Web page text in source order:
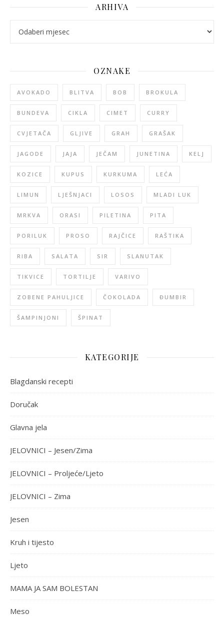
ARHIVA
OZNAKE
AVOKADO BLITVA BOB BROKULA
BUNDEVA CIKLA CIMET CURRY
CVJETAČA GLJIVE GRAH GRAŠAK
JAGODE JAJA JEČAM JUNETINA KELJ
KOZICE KUPUS KURKUMA LEĆA
LIMUN LJEŠNJACI LOSOS MLADI LUK
MRKVA ORASI PILETINA PITA
PORILUK PROSO RAJČICE RAŠTIKA
RIBA SALATA SIR SLANUTAK
TIKVICE TORTILJE VARIVO
ZOBENE PAHULJICE ČOKOLADA ĐUMBIR
ŠAMPINJONI ŠPINAT
KATEGORIJE
Blagdanski recepti
Doručak
Glavna jela
JELOVNICI – Jesen/Zima
JELOVNICI – Proljeće/Ljeto
JELOVNICI – Zima
Jesen
Kruh i tijesto
Ljeto
MAMA JA SAM BOLESTAN
Meso